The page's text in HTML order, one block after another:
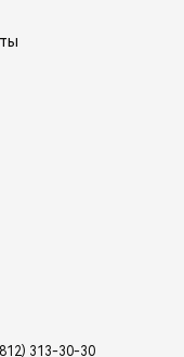
313-30-30